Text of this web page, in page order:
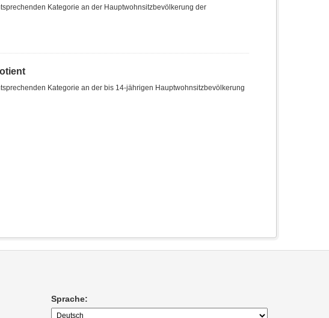
Kategorie an der Hauptwohnsitzbevölkerung der
Kategorie an der bis 14-jährigen Hauptwohnsitzbevölkerung
Sprache